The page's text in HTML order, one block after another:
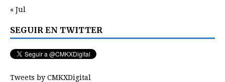
« Jul
SEGUIR EN TWITTER
Tweets by CMKXDigital